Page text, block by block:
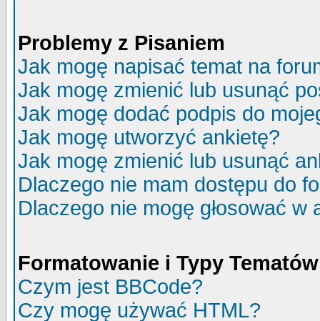
Problemy z Pisaniem
Jak mogę napisać temat na
Jak mogę zmienić lub usunąć
Jak mogę dodać podpis do
Jak mogę utworzyć ankietę?
Jak mogę zmienić lub usunąć
Dlaczego nie mam dostępu do
Dlaczego nie mogę głosować w
Formatowanie i Typy Tematów
Czym jest BBCode?
Czy mogę używać HTML?